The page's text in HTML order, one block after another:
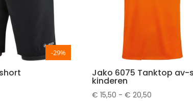
-29%
Jako 6075 Tanktop av-
kinderen
€ 15,50 - € 20,50